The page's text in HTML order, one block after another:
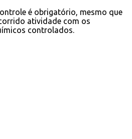
é obrigatório, mesmo que
atividade com os
controlados.